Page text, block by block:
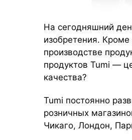
На сегодняшний
изобретения.
производстве
продуктов Tumi —
качества?
Tumi постоянно
розничных
Чикаго, Лондон,